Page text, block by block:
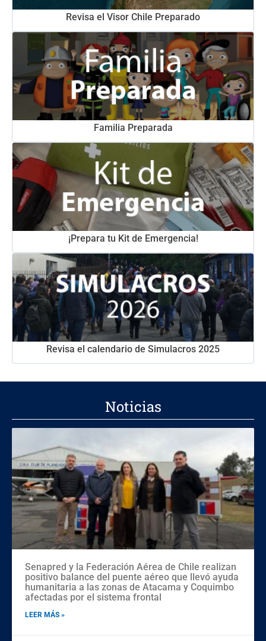
Revisa el Visor Chile Preparado
Familia Preparada
¡Prepara tu Kit de Emergencia!
Revisa el calendario de Simulacros 2025
Noticias
Senapred y la Federación Aérea de Chile realizan
positivo balance del puente aéreo que llevó ayuda
humanitaria a las zonas de Atacama y Coquimbo
afectadas por el sistema frontal
LEER MÁS »